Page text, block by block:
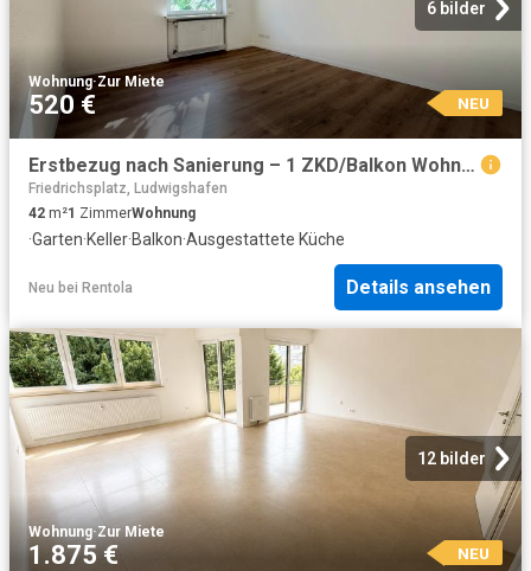
6 bilder
Wohnung·Zur Miete
520 € NEU
Erstbezug nach Sanierung – 1 ZKD/Balkon Wohnung mit Einbauküche
Friedrichsplatz, Ludwigshafen
42 m²1 ZimmerWohnung
·Garten·Keller·Balkon·Ausgestattete Küche
Neu bei Rentola Details ansehen
12 bilder
Wohnung·Zur Miete
1.875 € NEU